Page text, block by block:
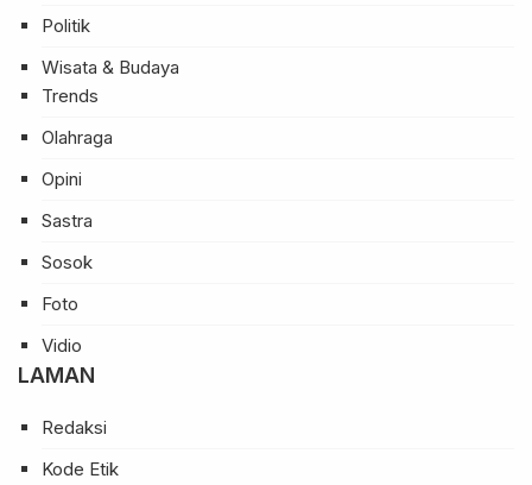
Politik
Wisata & Budaya
Trends
Olahraga
Opini
Sastra
Sosok
Foto
Vidio
LAMAN
Redaksi
Kode Etik